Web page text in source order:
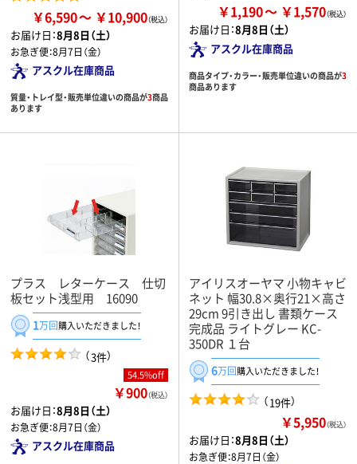
￥6,590 ￥10,900
お届け日：8月8日（土）
お急ぎ便：8月7日（金）
アスクル在庫商品
質量・トレイ型・販売単位違いの商品が3商品
あります
￥1,190 ￥1,570
お届け日：8月8日（土）
アスクル在庫商品
商品タイプ・カラー・販売単位違いの商品が3
商品あります
プラス レターケース 仕切
板セット浅型用 16090
1万回購入いただきました！
（3件）
54.5%off
￥900（税込）
お届け日：8月8日（土）
お急ぎ便：8月7日（金）
アスクル在庫商品
アイリスオーヤマ 小物キャビ
ネット 幅30.8×奥行21×高さ
29cm 9引き出し 書類ケース
完成品 ライトグレー KC-
350DR １台
6万回購入いただきました！
（19件）
￥5,950（税込）
お届け日：8月8日（土）
お急ぎ便：8月7日（金）